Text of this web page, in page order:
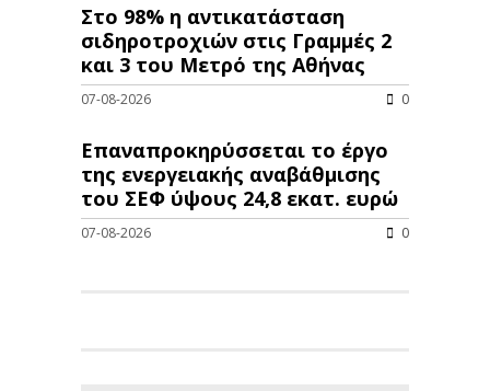
Στο 98% η αντικατάσταση
σιδηροτροχιών στις Γραμμές 2
και 3 του Μετρό της Αθήνας
07-08-2026 0
Επαναπροκηρύσσεται το έργο
της ενεργειακής αναβάθμισης
του ΣΕΦ ύψους 24,8 εκατ. ευρώ
07-08-2026 0